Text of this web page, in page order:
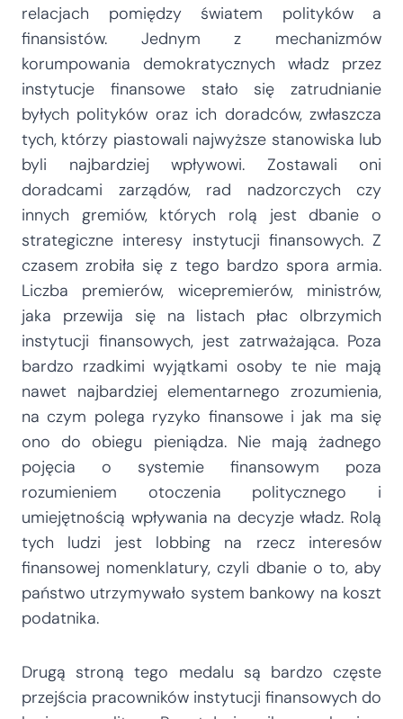
relacjach pomiędzy światem polityków a
finansistów. Jednym z mechanizmów
korumpowania demokratycznych władz przez
instytucje finansowe stało się zatrudnianie
byłych polityków oraz ich doradców, zwłaszcza
tych, którzy piastowali najwyższe stanowiska lub
byli najbardziej wpływowi. Zostawali oni
doradcami zarządów, rad nadzorczych czy
innych gremiów, których rolą jest dbanie o
strategiczne interesy instytucji finansowych. Z
czasem zrobiła się z tego bardzo spora armia.
Liczba premierów, wicepremierów, ministrów,
jaka przewija się na listach płac olbrzymich
instytucji finansowych, jest zatrważająca. Poza
bardzo rzadkimi wyjątkami osoby te nie mają
nawet najbardziej elementarnego zrozumienia,
na czym polega ryzyko finansowe i jak ma się
ono do obiegu pieniądza. Nie mają żadnego
pojęcia o systemie finansowym poza
rozumieniem otoczenia politycznego i
umiejętnością wpływania na decyzje władz. Rolą
tych ludzi jest lobbing na rzecz interesów
finansowej nomenklatury, czyli dbanie o to, aby
państwo utrzymywało system bankowy na koszt
podatnika.
Drugą stroną tego medalu są bardzo częste
przejścia pracowników instytucji finansowych do